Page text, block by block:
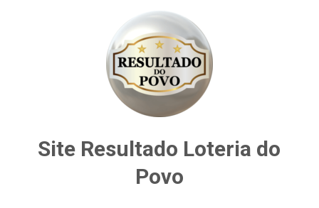
Site Resultado Loteria do
Povo